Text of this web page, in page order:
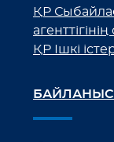
ҚР
ҚР Ішкі